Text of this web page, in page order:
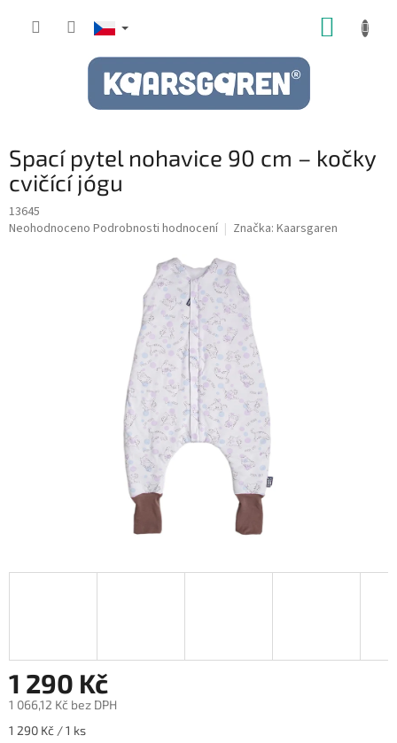
Spací pytel nohavice 90 cm – kočky
cvičící jógu
13645
Průměrné
Neohodnoceno Podrobnosti hodnocení Značka: Kaarsgaren
1 290 Kč
1 066,12 Kč bez DPH
Měrná
1 290 Kč / 1 ks